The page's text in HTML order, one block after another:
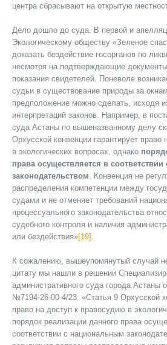
центра сбрасывают на открытую
Дело дошло до суда. В первой и
Экологическому обществу «Зеленое
доказать бездействие госорганов по
несмотря на подтверждающие
показания свидетелей. Поневоле
судьи в существование природы за
предположение можно сделать, исходя
интерпретаций законов. Например, в
суда Астаны по вышеназванному делу
Орхусской конвенции гарантирует
в экологических вопросах, однако
права осуществляется в
законодательством . Конвенция не
распределения компетенции между
судами и не отменяет требований
процессуального законодательства
судебного контроля и наличия
или бездействия»[19]
К сожалению, вышеупомянутый случай
цитату мы нашли в решении
административного суда города Астаны
№7194-26-00-4/23: «Статья 9 Орхусской
право на доступ к правосудию в
порядок реализации данного права
соответствии с национальным